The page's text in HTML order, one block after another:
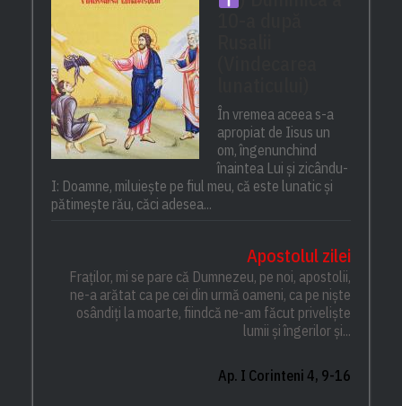
În vremea aceea s-a
apropiat de Iisus un
om, îngenunchind
înaintea Lui și zicându-
I: Doamne, miluiește pe fiul meu, că este lunatic și
pătimește rău, căci adesea...
Apostolul zilei
Fraților, mi se pare că Dumnezeu, pe noi, apostolii,
ne-a arătat ca pe cei din urmă oameni, ca pe niște
osândiți la moarte, fiindcă ne-am făcut priveliște
lumii și îngerilor și...
Ap. I Corinteni 4, 9-16